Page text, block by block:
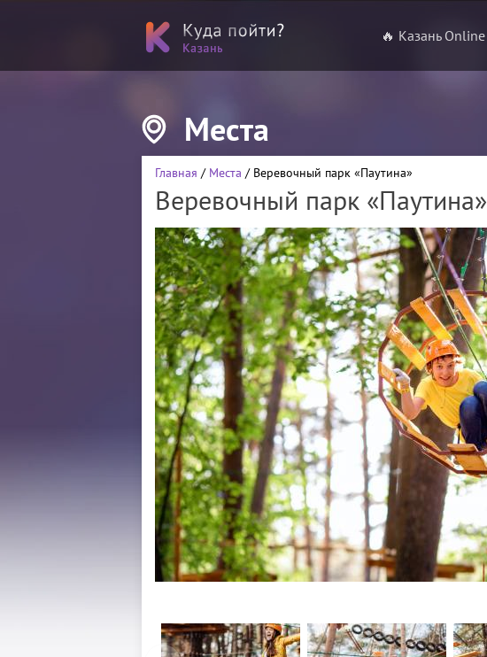
🔥 Казань Online
Места
Главная / Места / Веревочный парк «Паутина»
Веревочный парк «Паутина»